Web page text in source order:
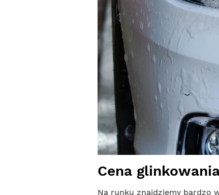
Cena
Na runku znajdziemy bardzo